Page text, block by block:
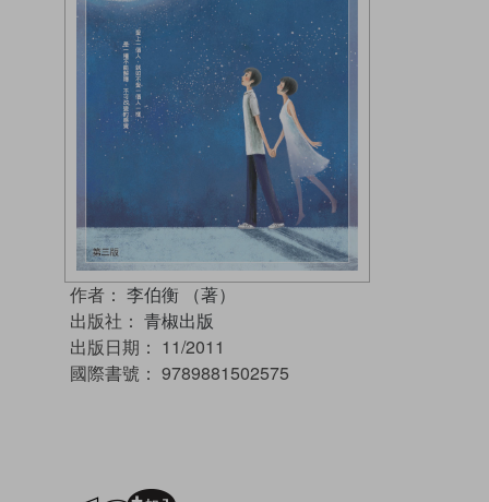
作者： 李伯衡 （著）
出版社： 青椒出版
出版日期： 11/2011
國際書號： 9789881502575